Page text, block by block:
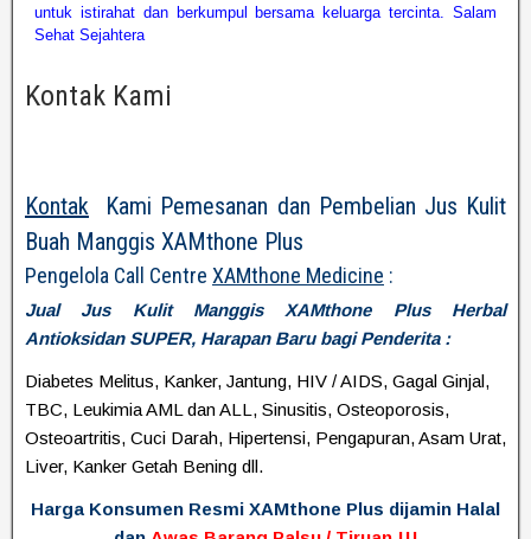
untuk istirahat dan berkumpul bersama keluarga tercinta. Salam
Sehat Sejahtera
Kontak Kami
Kontak Kami Pemesanan dan Pembelian Jus Kulit
Buah Manggis XAMthone Plus
Pengelola Call Centre XAMthone Medicine :
Jual Jus Kulit Manggis XAMthone Plus Herbal
Antioksidan SUPER, Harapan Baru bagi Penderita :
Diabetes Melitus, Kanker, Jantung, HIV / AIDS, Gagal Ginjal,
TBC, Leukimia AML dan ALL, Sinusitis, Osteoporosis,
Osteoartritis, Cuci Darah, Hipertensi, Pengapuran, Asam Urat,
Liver, Kanker Getah Bening dll.
Harga Konsumen Resmi XAMthone Plus dijamin Halal